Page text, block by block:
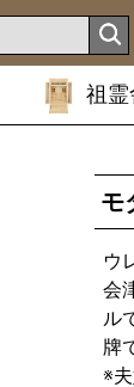
祖霊
モ
ウ
会
ル
牌
※